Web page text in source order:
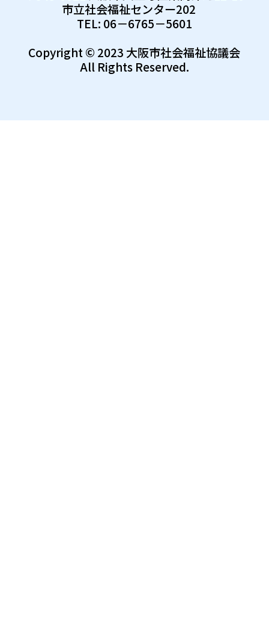
市立社会福祉センター202
TEL: 06－6765－5601
Copyright © 2023 大阪市社会福祉協議会
All Rights Reserved.